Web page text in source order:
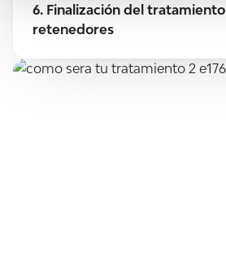
6. Finalización del
retenedores